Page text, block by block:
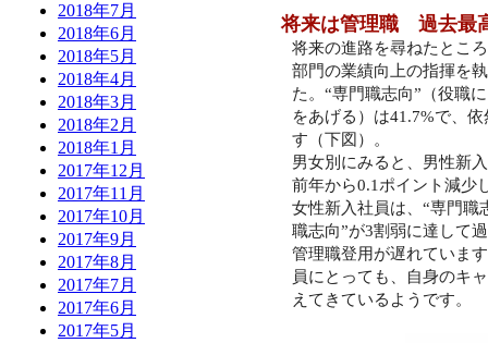
2018年7月
2018年6月
2018年5月
2018年4月
2018年3月
2018年2月
2018年1月
2017年12月
2017年11月
2017年10月
2017年9月
2017年8月
2017年7月
2017年6月
2017年5月
将来は管理職 過去最
将来の進路を尋ねたとこ
部門の業績向上の指揮を
た。 “専門職志向” （役職
をあげる）は41.7%で、
す（下図）。
男女別にみると、男性新
前年から0.1 ポイント減少
女性新入社員は、 “専門職
職志向”が3割弱に達して
管理職登用が遅れていま
員にとっても、自身のキ
えてきているようです。